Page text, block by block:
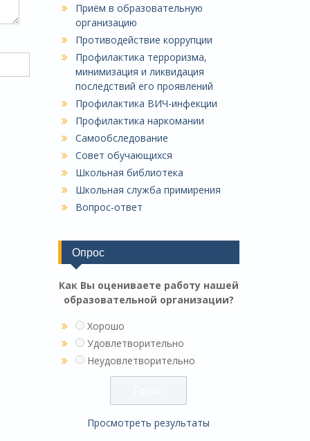
Приём в образовательную
организацию
Противодействие коррупции
Профилактика терроризма,
минимизация и ликвидация
последствий его проявлений
Профилактика ВИЧ-инфекции
Профилактика наркомании
Самообследование
Совет обучающихся
Школьная библиотека
Школьная служба примирения
Вопрос-ответ
Опрос
Как Вы оцениваете работу нашей
образовательной организации?
Хорошо
Удовлетворительно
Неудовлетворительно
Просмотреть результаты